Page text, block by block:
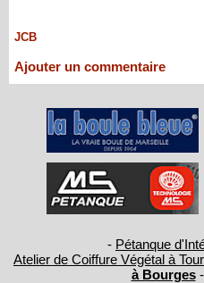
JCB
Ajouter un commentaire
- Pétanque
Atelier de Coiffure Végétal à
à Bourges-